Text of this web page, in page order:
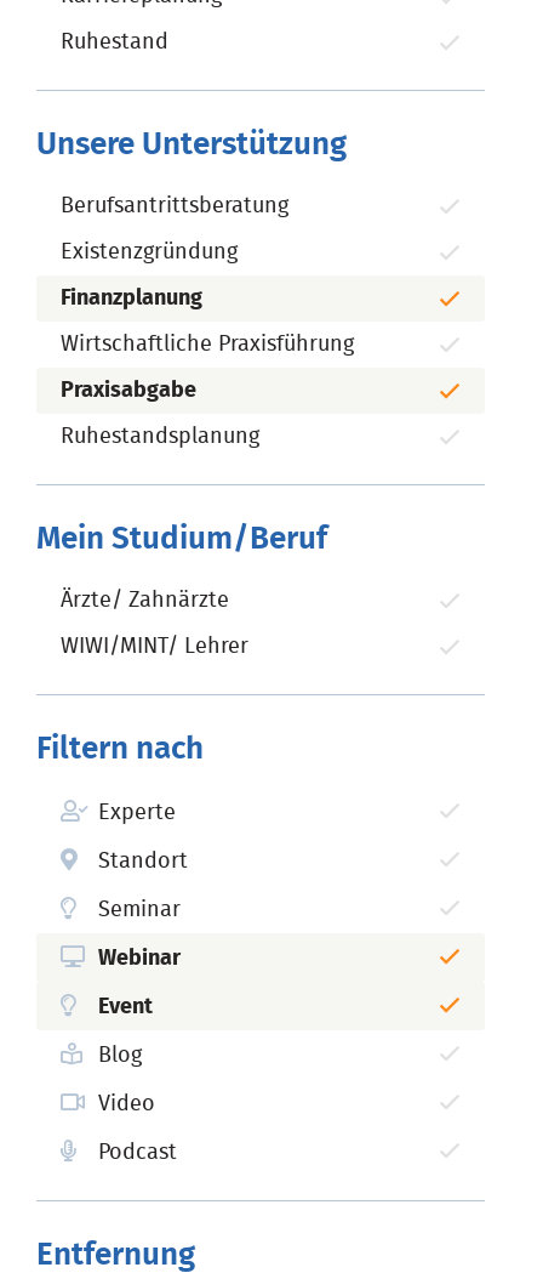
Ruhestand
Unsere Unterstützung
Berufsantrittsberatung
Existenzgründung
Finanzplanung
Wirtschaftliche Praxisführung
Praxisabgabe
Ruhestandsplanung
Mein Studium/Beruf
Ärzte/ Zahnärzte
WIWI/MINT/ Lehrer
Filtern nach
Experte
Standort
Seminar
Webinar
Event
Blog
Video
Podcast
Entfernung